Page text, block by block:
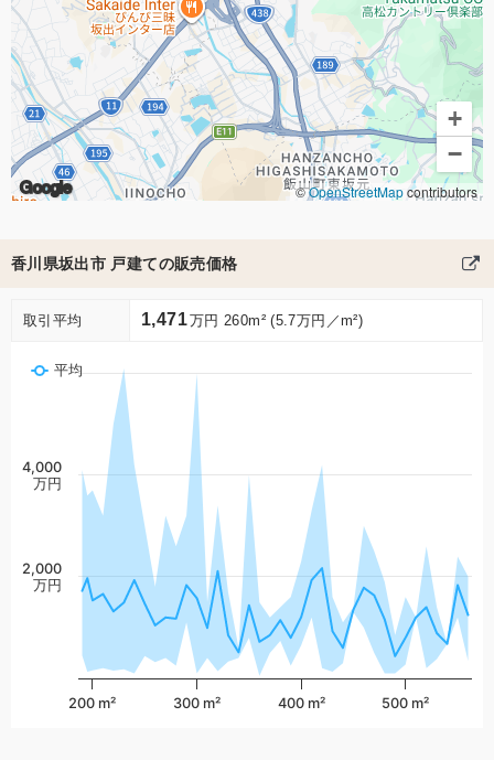
Google
+
−
©OpenStreetMapcontributors
香川県坂出市 戸建ての販売価格
取引平均 1,471万円 260m² (5.7万円／m²)
平均
200 m² 300 m² 400 m² 500 m²
2,000
万円
4,000
万円